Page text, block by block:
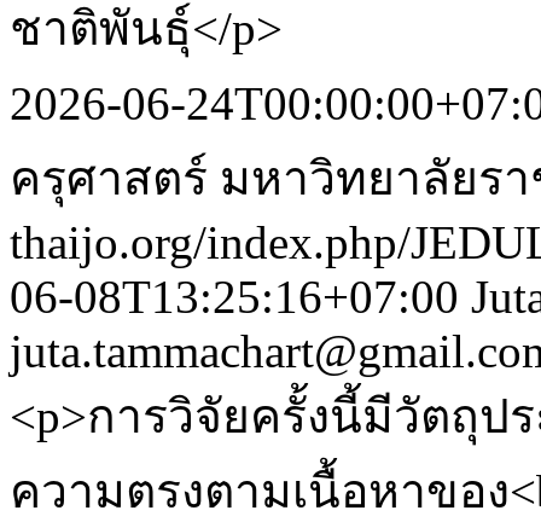
ชาติพันธุ์</p>
2026-06-
ครุศาสตร์ มหาวิทยาลัยร
thaijo.org/index.php/
06-08T13:25:16+07:00
<p>การวิจัยครั้งนี้มีวัตถุป
ความตรงตามเนื้อหาของ